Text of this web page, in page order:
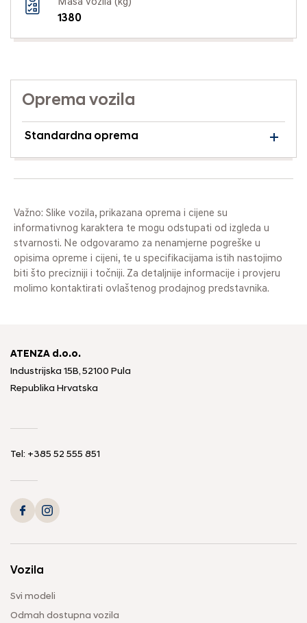
Masa vozila (kg)
1380
Oprema vozila
Standardna oprema
Važno: Slike vozila, prikazana oprema i cijene su
informativnog karaktera te mogu odstupati od izgleda u
stvarnosti. Ne odgovaramo za nenamjerne pogreške u
opisima opreme i cijeni, te u specifikacijama istih nastojimo
biti što precizniji i točniji. Za detaljnije informacije i provjeru
molimo kontaktirati ovlaštenog prodajnog predstavnika.
ATENZA d.o.o.
Industrijska 15B, 52100 Pula
Republika Hrvatska
Tel: +385 52 555 851
Vozila
Svi modeli
Odmah dostupna vozila